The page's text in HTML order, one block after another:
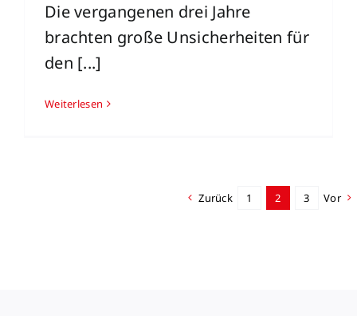
Die vergangenen drei Jahre
brachten große Unsicherheiten für
den [...]
Weiterlesen
Zurück 1 2 3 Vor